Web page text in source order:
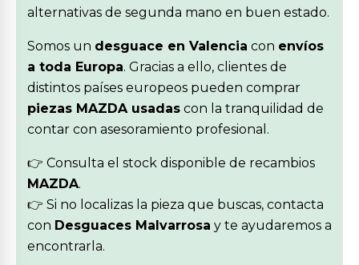
alternativas de segunda mano en buen estado.
Somos un desguace en Valencia con envíos
a toda Europa. Gracias a ello, clientes de
distintos países europeos pueden comprar
piezas MAZDA usadas con la tranquilidad de
contar con asesoramiento profesional.
👉 Consulta el stock disponible de recambios
MAZDA.
👉 Si no localizas la pieza que buscas, contacta
con Desguaces Malvarrosa y te ayudaremos a
encontrarla.